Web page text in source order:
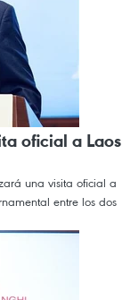
oficial a Laos
una visita oficial a
entre los dos